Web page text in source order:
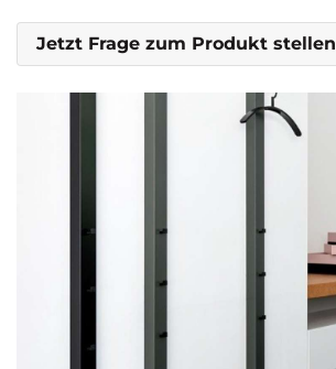
Jetzt Frage zum Produkt stellen